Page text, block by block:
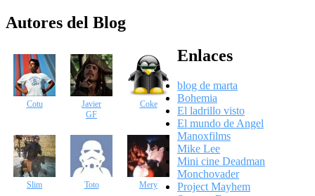
Autores del Blog
Cotu
Javier
GF
Coke
Slim Toto Mery
Enlaces
blog de marta
Bohemia
El ladrillo visto
El mundo de Angel
Manoxfilms
Mike Lee
Mini cine Deadman
Monchovader
Project Mayhem